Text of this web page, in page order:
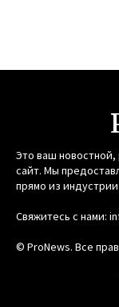
Это ваш
сайт. Мы
прямо из
Свяжитесь с нами:
© ProNews. Все